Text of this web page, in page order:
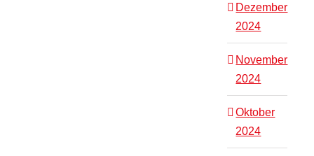
Dezember
2024
November
2024
Oktober
2024